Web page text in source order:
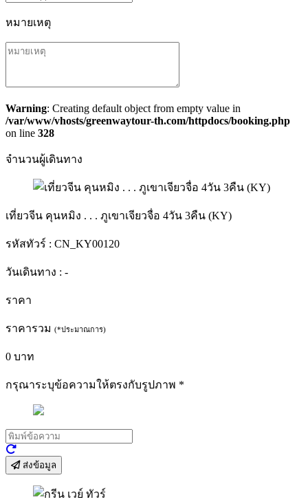
หมายเหตุ
Warning: Creating default object from empty value in
/var/www/vhosts/greenwaytour-th.com/httpdocs/booking.php
on line 328
จำนวนผู้เดินทาง
เที่ยวจีน คุนหมิง . . . ภูเขาเจียวจื่อ 4วัน 3คืน (KY)
รหัสทัวร์ : CN_KY00120
วันเดินทาง : -
ราคา
ราคารวม (*ประมาณการ)
0 บาท
กรุณาระบุข้อความให้ตรงกับรูปภาพ *
ส่งข้อมูล